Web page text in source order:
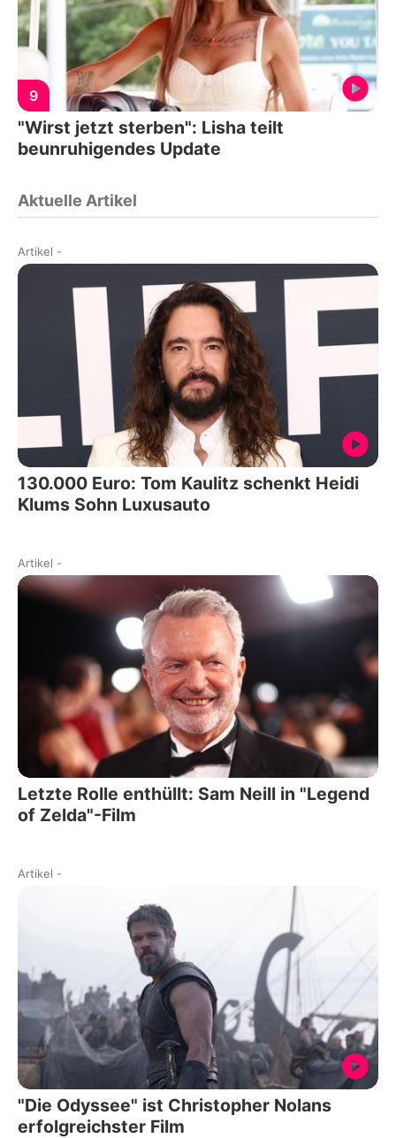
9
"Wirst jetzt sterben": Lisha teilt
beunruhigendes Update
Aktuelle Artikel
Artikel -
130.000 Euro: Tom Kaulitz schenkt Heidi
Klums Sohn Luxusauto
Artikel -
Letzte Rolle enthüllt: Sam Neill in "Legend
of Zelda"-Film
Artikel -
"Die Odyssee" ist Christopher Nolans
erfolgreichster Film